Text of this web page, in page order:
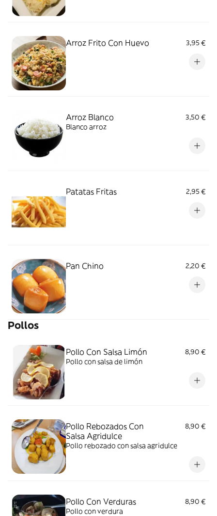
Arroz Frito Con Huevo 3,95 €
Arroz Blanco
3,50 €
Blanco arroz
Patatas Fritas 2,95 €
Pan Chino 2,20 €
Pollos
Pollo Con Salsa Limón
8,90 €
Pollo con salsa de limón
Pollo Rebozados Con
Salsa Agridulce
8,90 €
Pollo rebozado con salsa agridulce
Pollo Con Verduras
8,90 €
Pollo con verdura